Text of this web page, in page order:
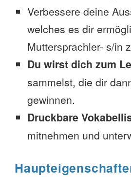
Verbessere deine
welches es dir
Muttersprachler- s/in
Du wirst dich zum
sammelst, die dir
gewinnen.
Druckbare
mitnehmen und